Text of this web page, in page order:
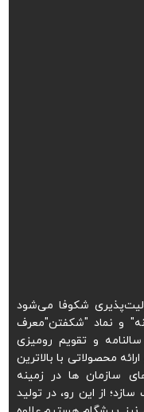
شکوفا می‌شود
و نماد "شکفتن"معرف
و تقویم رومیزی
محصولاتی با بالاترین
سازمان ها در زمینه
از این رو، در تولید